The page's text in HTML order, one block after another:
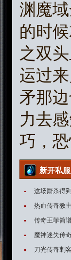
渊魔
的时
之双
运过
矛那
力去
巧，
新开私服
这场厮杀得
热血传奇教
传奇王菲简
魔神迷失传
刀光传奇刺